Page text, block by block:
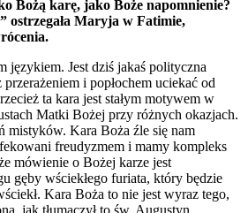
Bożą karę, jako Boże napomnienie?
ostrzegała Maryja w Fatimie,
językiem. Jest dziś jakaś polityczna
i popłochem uciekać od
ta kara jest stałym motywem w
Matki Bożej przy różnych okazjach.
mistyków. Kara Boża źle się nam
freudyzmem i mamy kompleks
mówienie o Bożej karze jest
gęby wściekłego furiata, który będzie
Kara Boża to nie jest wyraz tego,